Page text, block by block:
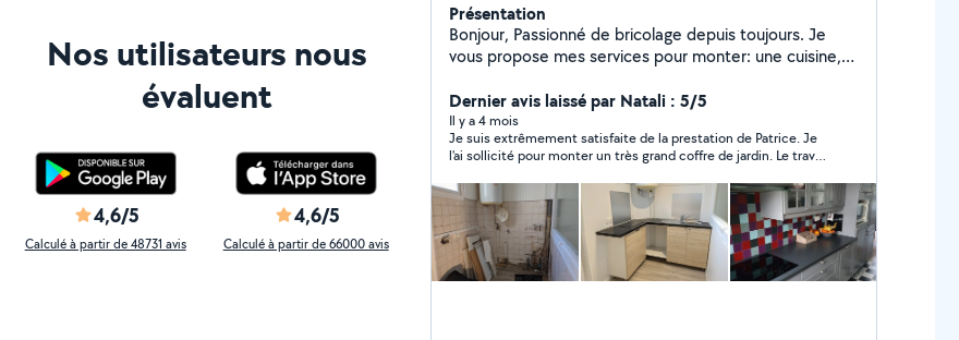
Nos utilisateurs nous
évaluent
4,6/5
Calculé à partir de 48731 avis
4,6/5
Calculé à partir de 66000 avis
Présentation
Bonjour, Passionné de bricolage depuis toujours. Je
vous propose mes services pour monter: une cuisine,
flottant...etc... Sérieux et disponible j'étudie toutes vos
propositions. Alors n'hésitez plus, appeler moi.
Dernier avis laissé par Natali : 5/5
Il y a 4 mois
Je suis extrêmement satisfaite de la prestation de Patrice. Je
l'ai sollicité pour monter un très grand coffre de jardin. Le travail
humeur! Je suis heureuse de l'avoir trouvé et je le recommande
fortement!